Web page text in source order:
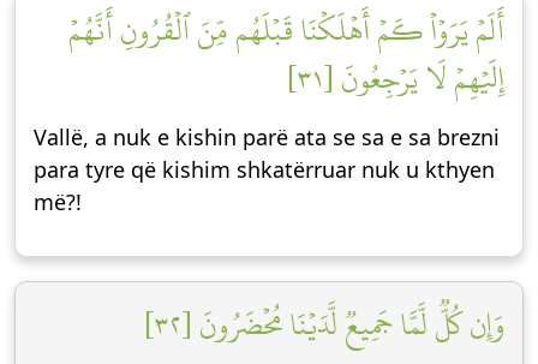
أَلَمۡ يَرَوۡاْ كَمۡ أَهۡلَكۡنَا قَبۡلَهُم مِّنَ ٱلۡقُرُونِ أَنَّهُمۡ
إِلَيۡهِمۡ لَا يَرۡجِعُونَ [٣١]
Vallë, a nuk e kishin parë ata se sa e sa brezni
para tyre që kishim shkatërruar nuk u kthyen
më?!
وَإِن كُلّٞ لَّمَّا جَمِيعٞ لَّدَيۡنَا مُحۡضَرُونَ [٣٢]